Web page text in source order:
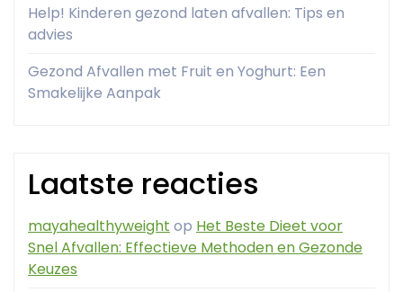
Help! Kinderen gezond laten afvallen: Tips en
advies
Gezond Afvallen met Fruit en Yoghurt: Een
Smakelijke Aanpak
Laatste reacties
mayahealthyweight op Het Beste Dieet voor
Snel Afvallen: Effectieve Methoden en Gezonde
Keuzes